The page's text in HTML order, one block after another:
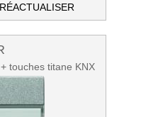
RÉACTUALISER
touches titane KNX